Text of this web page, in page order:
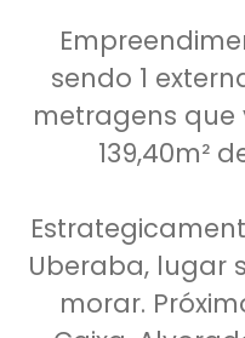
sendo 1
metragens que
139,40m²
Uberaba, lugar
morar.